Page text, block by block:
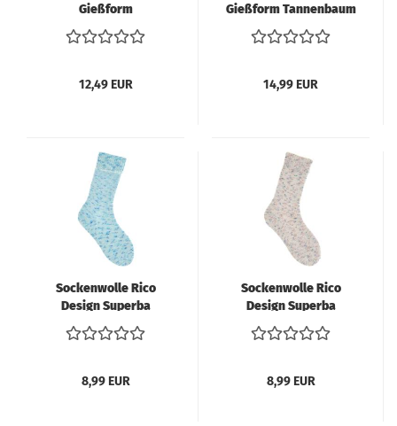
Gießform
Tannenbäume -
Weihnachten
12,49 EUR
Gießform Tannenbaum
und Sterne -
Teelichtbaum
14,99 EUR
Sockenwolle Rico
Design Superba
Bamboo superwash
100g 420m confetti
8,99 EUR
Sockenwolle Rico
Design Superba
Bamboo superwash
100g 420m confetti
8,99 EUR